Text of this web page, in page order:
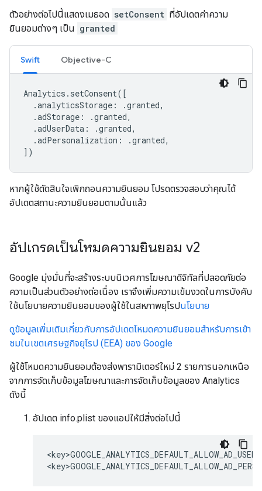
ตัวอย่างต่อไปนี้แสดงเมธอด setConsent ที่อัปเดตค่าความ
ยินยอมต่างๆ เป็น granted
Swift Objective-C
Analytics . setConsent([
.analyticsStorage : .granted,
.adStorage : .granted,
.adUserData : .granted,
.adPersonalization : .granted,
])
หากผู้ใช้ตัดสินใจเพิกถอนความยินยอม โปรดตรวจสอบว่าคุณได้
อัปเดตสถานะความยินยอมตามนั้นแล้ว
อัปเกรดเป็นโหมดความยินยอม v2
Google มุ่งมั่นที่จะสร้างระบบนิเวศการโฆษณาดิจิทัลที่ปลอดภัยต่อ
ความเป็นส่วนตัวอย่างต่อเนื่อง เราจึงเพิ่มความเข้มงวดในการบังคับ
ใช้นโยบายความยินยอมของผู้ใช้ในสหภาพยุโรปนโยบาย
ดูข้อมูลเพิ่มเติมเกี่ยวกับการอัปเดตโหมดความยินยอมสำหรับการเข้า
ชมในเขตเศรษฐกิจยุโรป (EEA) ของ Google
ผู้ใช้โหมดความยินยอมต้องส่งพารามิเตอร์ใหม่ 2 รายการนอกเหนือ
จากการจัดเก็บข้อมูลโฆษณาและการจัดเก็บข้อมูลของ Analytics
ดังนี้
อัปเดต info.plist ของแอปให้มีสิ่งต่อไปนี้